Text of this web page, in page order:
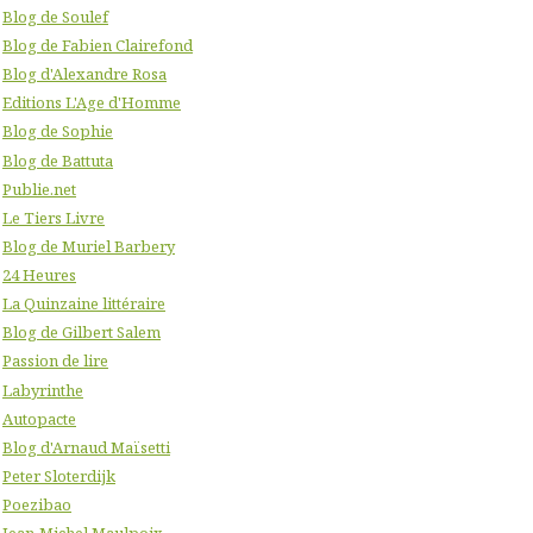
Blog de Soulef
Blog de Fabien Clairefond
Blog d'Alexandre Rosa
Editions L'Age d'Homme
Blog de Sophie
Blog de Battuta
Publie.net
Le Tiers Livre
Blog de Muriel Barbery
24 Heures
La Quinzaine littéraire
Blog de Gilbert Salem
Passion de lire
Labyrinthe
Autopacte
Blog d'Arnaud Maïsetti
Peter Sloterdijk
Poezibao